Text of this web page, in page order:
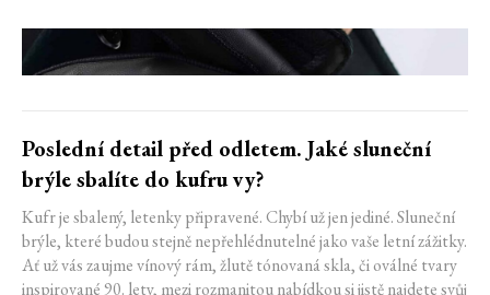
Poslední detail před odletem. Jaké sluneční
brýle sbalíte do kufru vy?
Kufr je sbalený, letenky připravené. Chybí už jen jediné. Sluneční
brýle, které budou stejně nepřehlédnutelné jako vaše letní zážitky.
Ať už vás zaujme vínový rám, žlutě tónovaná skla, či oválné tvary
inspirované 90. lety, mezi rozmanitou nabídkou si jistě najdete svůj